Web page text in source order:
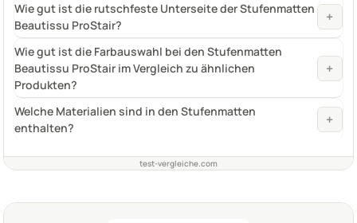
Wie gut ist die rutschfeste Unterseite der Stufenmatten
Beautissu ProStair?
+
Wie gut ist die Farbauswahl bei den Stufenmatten
Beautissu ProStair im Vergleich zu ähnlichen
Produkten?
+
Welche Materialien sind in den Stufenmatten
enthalten?
+
test-vergleiche.com